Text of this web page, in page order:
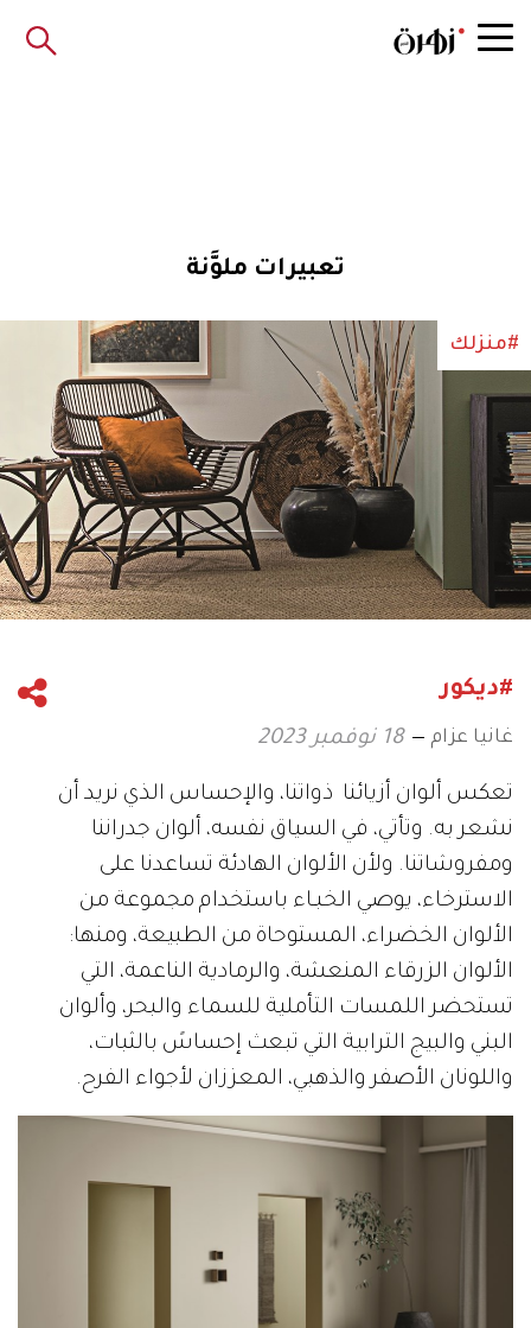
تعبيرات ملوَّنة
#منزلك
#ديكور
غانيا عزام 18 نوفمبر 2023
تعكس ألوان أزيائنا ذواتنا، والإحساس الذي نريد أن
نشعر به. وتأتي، في السياق نفسه، ألوان جدراننا
ومفروشاتنا. ولأن الألوان الهادئة تساعدنا على
الاسترخاء، يوصي الخبـاء باستخدام مجموعة من
الألوان الخضراء، المستوحاة من الطبيعة، ومنها:
الألوان الزرقاء المنعشة، والرمادية الناعمة، التي
تستحضر اللمسات التأملية للسماء والبحر، وألوان
البني والبيج الترابية التي تبعث إحساسً بالثبات،
واللونان الأصفر والذهبي، المعززان لأجواء الفرح.